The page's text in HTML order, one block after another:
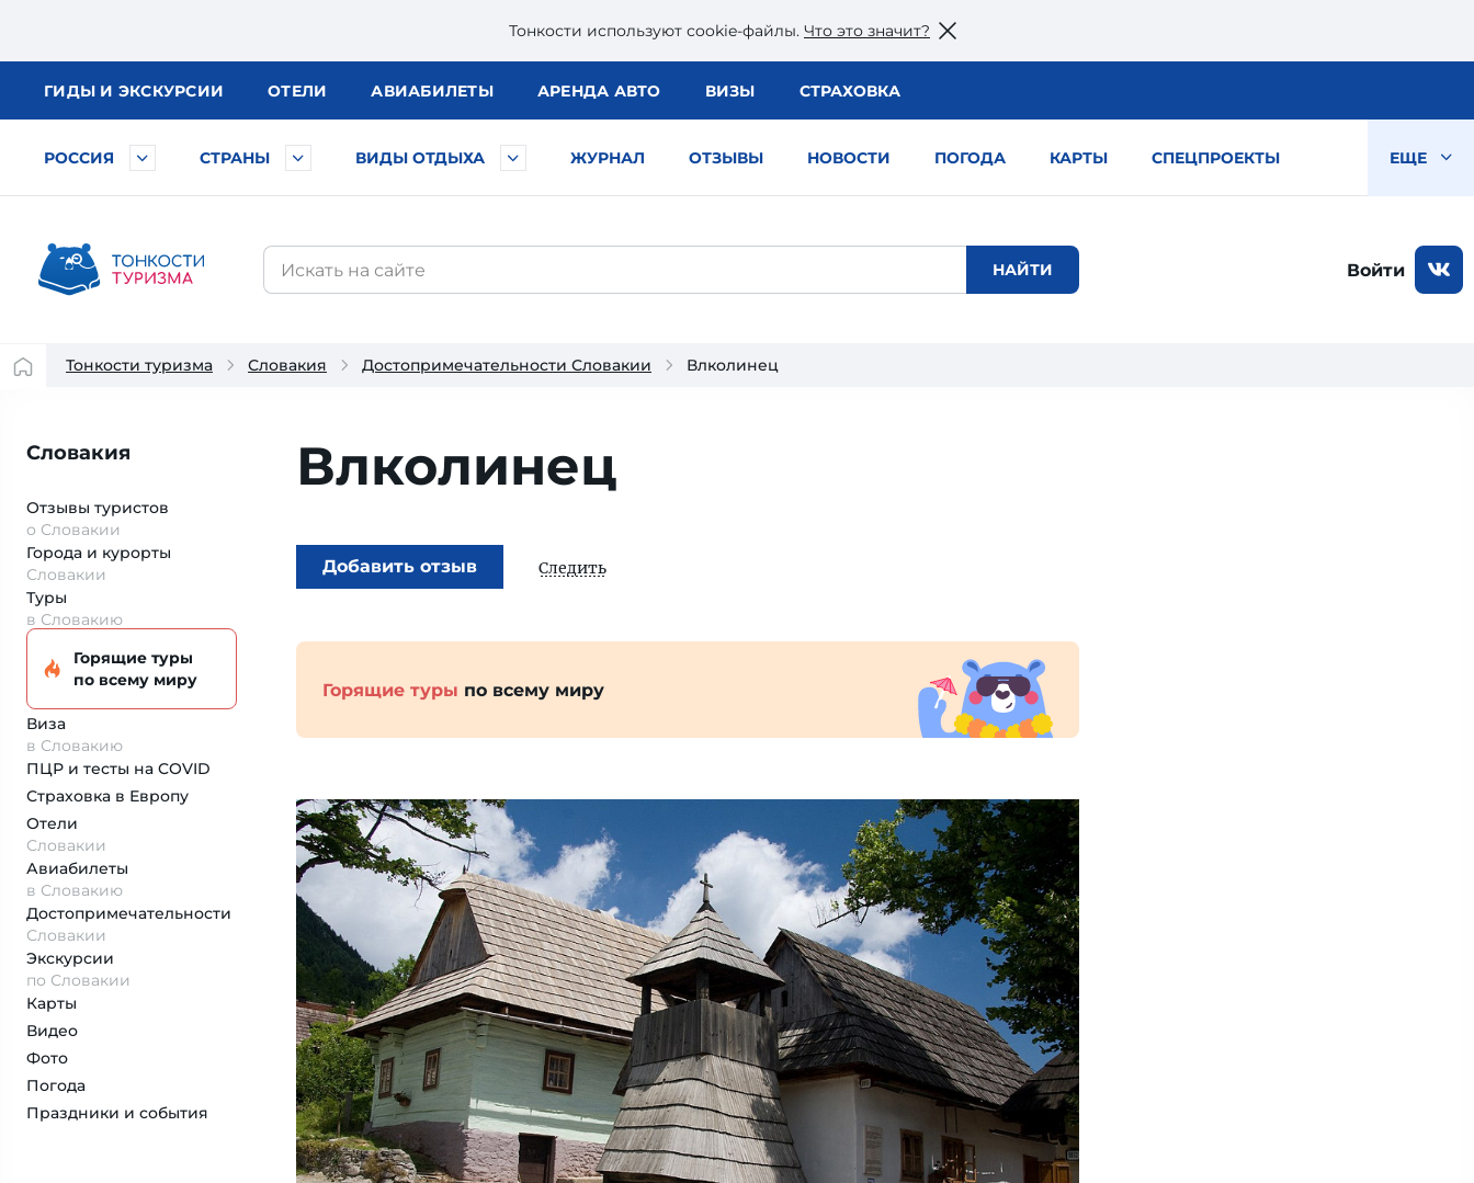
Тонкости используют сookie-файлы. Что это значит?
ГИДЫ И ЭКСКУРСИИ ОТЕЛИ АВИАБИЛЕТЫ АРЕНДА АВТО ВИЗЫ СТРАХОВКА
РОССИЯ СТРАНЫ ВИДЫ ОТДЫХА ЖУРНАЛ ОТЗЫВЫ НОВОСТИ ПОГОДА КАРТЫ СПЕЦПРОЕКТЫ ЕЩЕ
Войти
Тонкости туризма Словакия Достопримечательности Словакии Влколинец
Словакия
Отзывы туристов
о Словакии
Города и курорты
Словакии
Туры
в Словакию
Горящие туры
по всему миру
Виза
в Словакию
ПЦР и тесты на COVID
Страховка в Европу
Отели
Словакии
Авиабилеты
в Словакию
Достопримеча­тельности
Словакии
Экскурсии
по Словакии
Карты
Видео
Фото
Погода
Праздники и события
Влколинец
Добавить отзыв Следить
Горящие туры по всему миру